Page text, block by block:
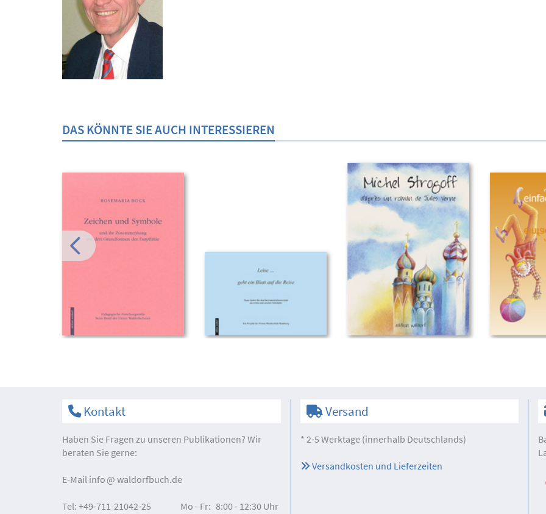
DAS KÖNNTE SIE AUCH INTERESSIEREN
Kontakt
Haben Sie Fragen zu unseren Publikationen? Wir
beraten Sie gerne:
E-Mail info waldorfbuch.de
Tel: +49-711-21042-25
Mo - Fr: 8:00 - 12:30 Uhr
Versand
* 2-5 Werktage (innerhalb Deutschlands)
Versandkosten und Lieferzeiten